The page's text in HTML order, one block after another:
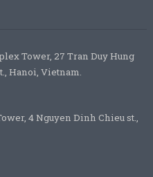
Tower, 27 Tran Duy Hung
Hanoi, Vietnam.
4 Nguyen Dinh Chieu st.,